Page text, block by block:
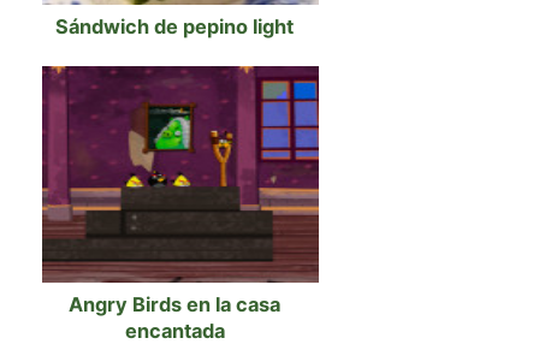
Sándwich de pepino light
Angry Birds en la casa
encantada